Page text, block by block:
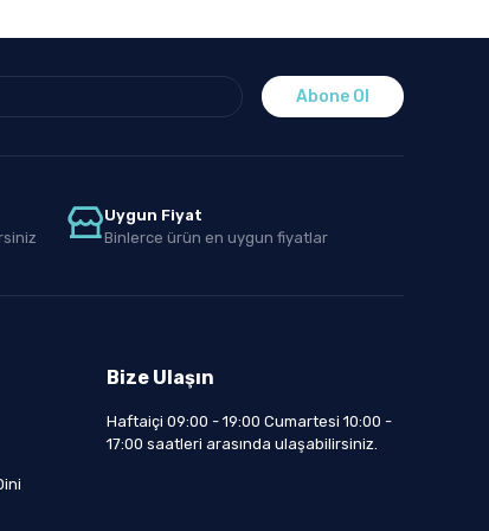
Abone Ol
Uygun Fiyat
Binlerce ürün en uygun fiyatlar
Bize Ulaşın
Haftaiçi 09:00 - 19:00 Cumartesi 10:00 -
17:00 saatleri arasında ulaşabilirsiniz.